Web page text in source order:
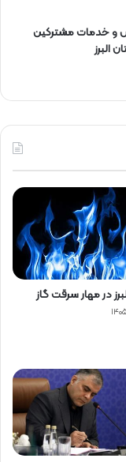
و خدمات مشتركین
البرز
در مهار سرقت گاز